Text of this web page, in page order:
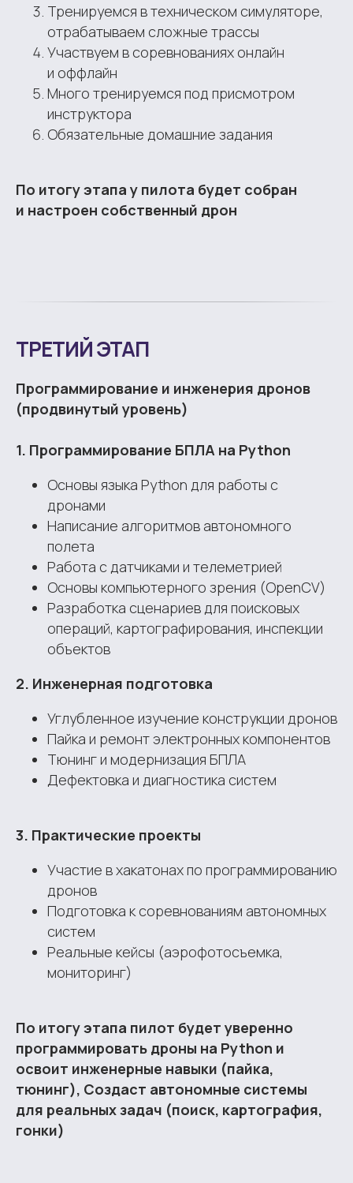
Тренируемся в техническом симуляторе,
отрабатываем сложные трассы
Участвуем в соревнованиях онлайн
и оффлайн
Много тренируемся под присмотром
инструктора
Обязательные домашние задания
По итогу этапа у пилота будет собран
и настроен собственный дрон
ТРЕТИЙ ЭТАП
Программирование и инженерия дронов
(продвинутый уровень)
1. Программирование БПЛА на Python
Основы языка Python для работы с
дронами
Написание алгоритмов автономного
полета
Работа с датчиками и телеметрией
Основы компьютерного зрения (OpenCV)
Разработка сценариев для поисковых
операций, картографирования, инспекции
объектов
2. Инженерная подготовка
Углубленное изучение конструкции дронов
Пайка и ремонт электронных компонентов
Тюнинг и модернизация БПЛА
Дефектовка и диагностика систем
3. Практические проекты
Участие в хакатонах по программированию
дронов
Подготовка к соревнованиям автономных
систем
Реальные кейсы (аэрофотосъемка,
мониторинг)
По итогу этапа пилот будет уверенно
программировать дроны на Python и
освоит инженерные навыки (пайка,
тюнинг), Создаст автономные системы
для реальных задач (поиск, картография,
гонки)